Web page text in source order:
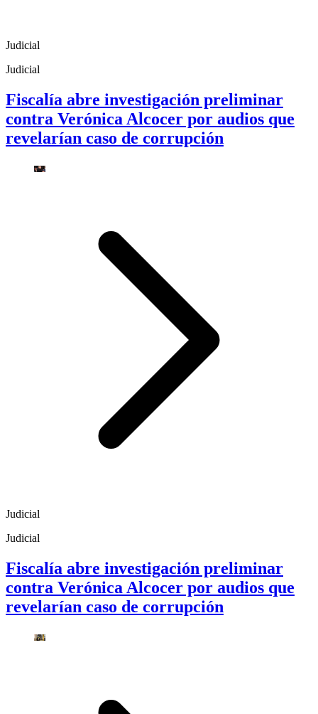
Judicial
Judicial
Fiscalía abre investigación preliminar
contra Verónica Alcocer por audios que
revelarían caso de corrupción
Judicial
Judicial
Fiscalía abre investigación preliminar
contra Verónica Alcocer por audios que
revelarían caso de corrupción